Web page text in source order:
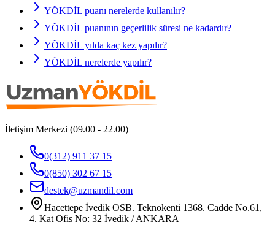
YÖKDİL puanı nerelerde kullanılır?
YÖKDİL puanının geçerlilik süresi ne kadardır?
YÖKDİL yılda kaç kez yapılır?
YÖKDİL nerelerde yapılır?
İletişim Merkezi (09.00 - 22.00)
0(312) 911 37 15
0(850) 302 67 15
destek@uzmandil.com
Hacettepe İvedik OSB. Teknokenti 1368. Cadde No.61,
4. Kat Ofis No: 32 İvedik / ANKARA